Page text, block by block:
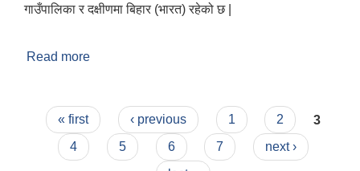
गाउँपालिका र दक्षीणमा बिहार (भारत) रहेको छ |
Read more
Pages
« first ‹ previous 1 2
3
4
5 6 7
next ›